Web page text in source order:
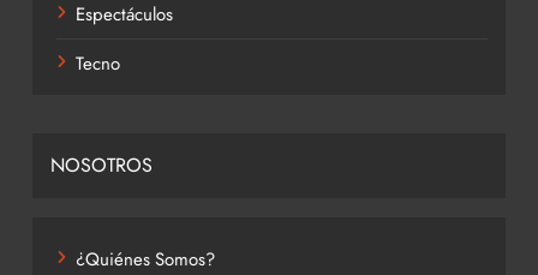
Espectáculos
Tecno
NOSOTROS
¿Quiénes Somos?